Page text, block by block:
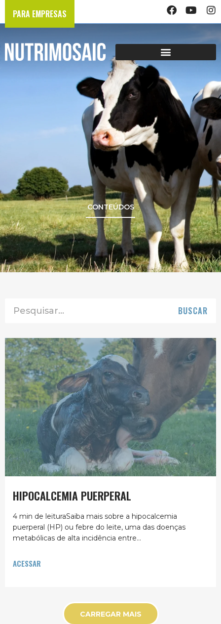
PARA EMPRESAS
CONTEÚDOS
BUSCAR
HIPOCALCEMIA PUERPERAL
4 min de leituraSaiba mais sobre a hipocalcemia
puerperal (HP) ou febre do leite, uma das doenças
metabólicas de alta incidência entre...
ACESSAR
CARREGAR MAIS